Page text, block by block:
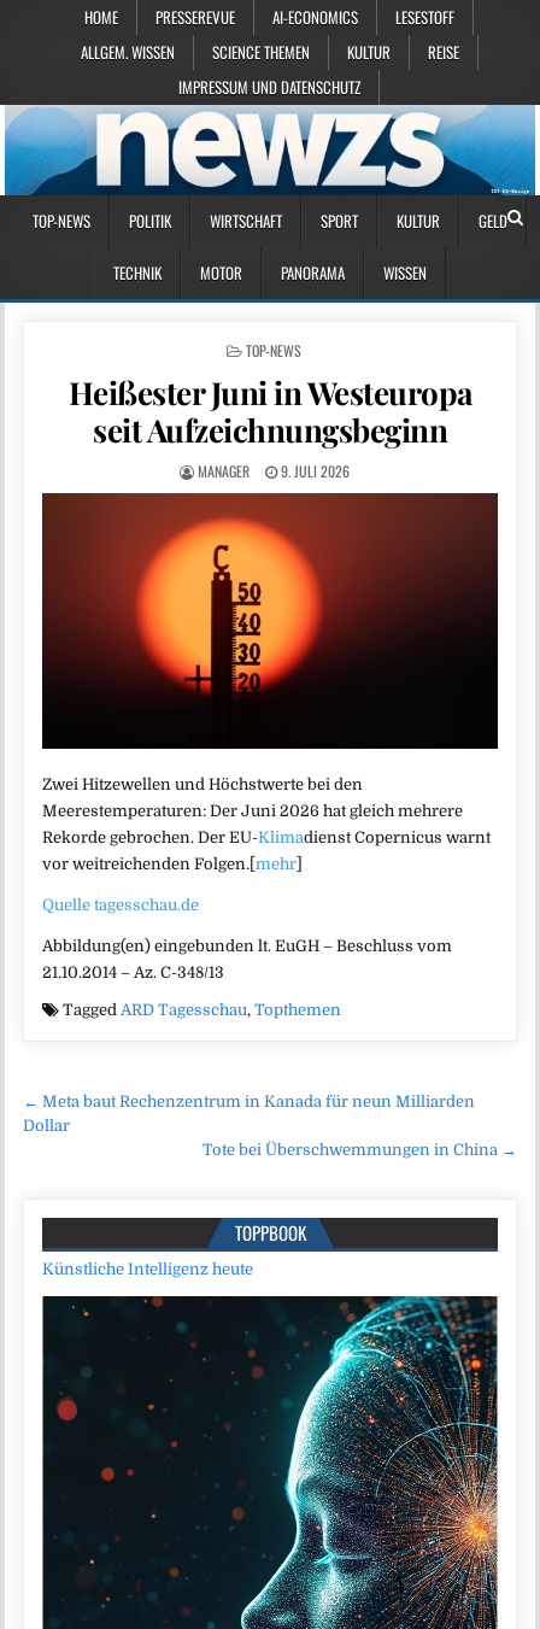
HOME PRESSEREVUE AI-ECONOMICS
LESESTOFF
ALLGEM. WISSEN
SCIENCE THEMEN KULTUR
REISE
IMPRESSUM UND DATENSCHUTZ
TOP-NEWS POLITIK WIRTSCHAFT SPORT KULTUR GELD
TECHNIK MOTOR PANORAMA WISSEN
POSTED IN
TOP-NEWS
Heißester Juni in Westeuropa
seit Aufzeichnungsbeginn
MANAGER 9. JULI 2026
Zwei Hitzewellen und Höchstwerte bei den
Meerestemperaturen: Der Juni 2026 hat gleich mehrere
Rekorde gebrochen. Der EU-Klimadienst Copernicus warnt
vor weitreichenden Folgen.[mehr
Quelle tagesschau.de
Abbildung(en) eingebunden lt. EuGH – Beschluss vom
21.10.2014 – Az. C-348/13
Tagged ARD Tagesschau,Topthemen
Beitragsnavigation
← Meta baut Rechenzentrum in Kanada für neun Milliarden
Dollar
Tote bei Überschwemmungen in China →
TOPPBOOK
Künstliche Intelligenz heute